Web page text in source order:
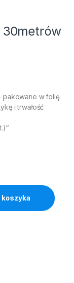
pakowane w folię
i trwałość
rolek) quantity
koszyka